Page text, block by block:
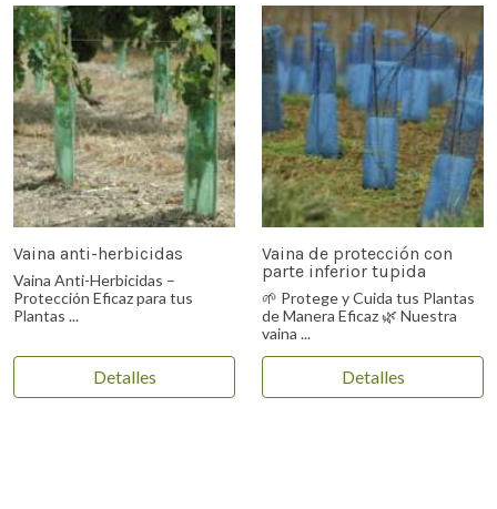
Vaina anti-herbicidas
Vaina Anti-Herbicidas –
Protección Eficaz para tus
Plantas ...
Detalles
Vaina de protección con
parte inferior tupida
🌱 Protege y Cuida tus Plantas
de Manera Eficaz 🌿 Nuestra
vaina ...
Detalles